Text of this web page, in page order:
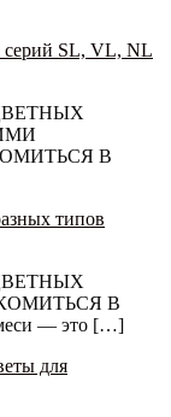
серий SL, VL, NL
В
типов
В
— это […]
для